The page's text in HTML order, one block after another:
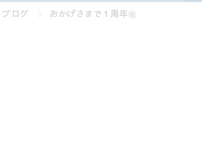
ブログ おかげさまで１周年㊗️